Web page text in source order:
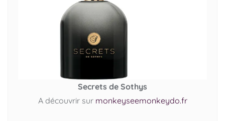
Secrets de Sothys
A découvrir sur monkeyseemonkeydo.fr